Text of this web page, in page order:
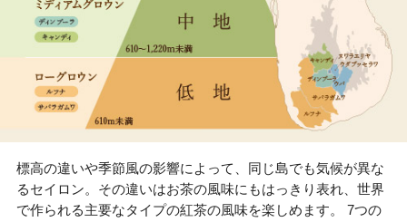
標高の違いや季節風の影響によって、同じ島でも気候が異な
るセイロン。その違いはお茶の風味にもはっきり表れ、世界
で作られる主要なタイプの紅茶の風味を楽しめます。 7つの